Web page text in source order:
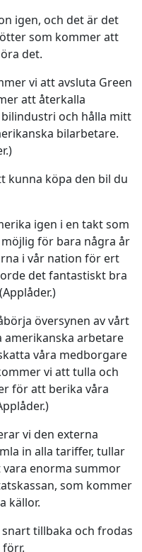
igen, och det är det
som kommer att
det.
vi att avsluta Green
att återkalla
och hålla mitt
bilarbetare.
kunna köpa den bil du
igen i en takt som
för bara några år
i vår nation för ert
det fantastiskt bra
översynen av vårt
amerikanska arbetare
våra medborgare
vi att tulla och
för att berika våra
vi den externa
in alla tariffer, tullar
enorma summor
som kommer
källor.
tillbaka och frodas